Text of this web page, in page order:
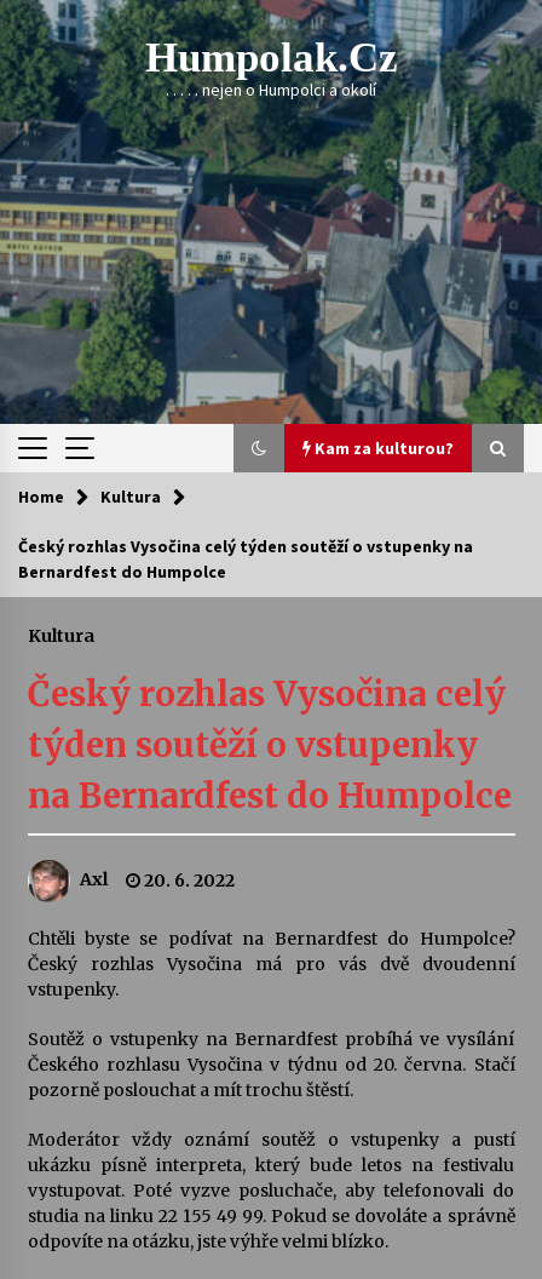
Skip
to
content
Humpolak.cz
. . . . . nejen o Humpolci a okolí
Kam za kulturou?
Kam za kulturou?
Letní koncerty ve Stromovce: Ars Camerata a
Vernisáž výstavy Josefíny Duškové: Stávám se
30. 7. 2026
Veselí muzikanti
30. 7. 2026
šedesátka: 28. 7.–1. 8. 2026
28. 7. 2026
Jenakaši
28. 7. 2026
Votavžatský ploty
23. 7. 2026
Letní koncerty ve Stromovce: Rufus Miller
Home Kultura
Český rozhlas Vysočina celý týden soutěží o vstupenky na
Bernardfest do Humpolce
Kultura
Český rozhlas Vysočina celý
týden soutěží o vstupenky
na Bernardfest do Humpolce
Axl 20. 6. 2022
Chtěli byste se podívat na Bernardfest do Humpolce?
Český rozhlas Vysočina má pro vás dvě dvoudenní
vstupenky.
Soutěž o vstupenky na Bernardfest probíhá ve vysílání
Českého rozhlasu Vysočina v týdnu od 20. června. Stačí
pozorně poslouchat a mít trochu štěstí.
Moderátor vždy oznámí soutěž o vstupenky a pustí
ukázku písně interpreta, který bude letos na festivalu
vystupovat. Poté vyzve posluchače, aby telefonovali do
studia na linku 22 155 49 99. Pokud se dovoláte a správně
odpovíte na otázku, jste výhře velmi blízko.